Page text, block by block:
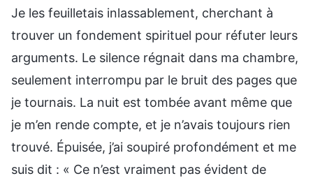
Je les feuilletais inlassablement, cherchant à
trouver un fondement spirituel pour réfuter leurs
arguments. Le silence régnait dans ma chambre,
seulement interrompu par le bruit des pages que
je tournais. La nuit est tombée avant même que
je m’en rende compte, et je n’avais toujours rien
trouvé. Épuisée, j’ai soupiré profondément et me
suis dit : « Ce n’est vraiment pas évident de